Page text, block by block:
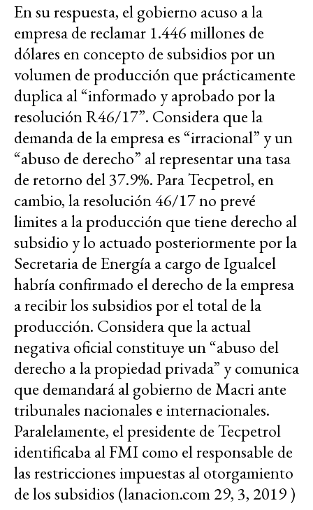
En su respuesta, el gobierno acuso a la
empresa de reclamar 1.446 millones de
dólares en concepto de subsidios por un
volumen de producción que prácticamente
duplica al “informado y aprobado por la
resolución R46/17”. Considera que la
demanda de la empresa es “irracional” y un
“abuso de derecho” al representar una tasa
de retorno del 37.9%. Para Tecpetrol, en
cambio, la resolución 46/17 no prevé
limites a la producción que tiene derecho al
subsidio y lo actuado posteriormente por la
Secretaria de Energía a cargo de Igualcel
habría confirmado el derecho de la empresa
a recibir los subsidios por el total de la
producción. Considera que la actual
negativa oficial constituye un “abuso del
derecho a la propiedad privada” y comunica
que demandará al gobierno de Macri ante
tribunales nacionales e internacionales.
Paralelamente, el presidente de Tecpetrol
identificaba al FMI como el responsable de
las restricciones impuestas al otorgamiento
de los subsidios (lanacion.com 29, 3, 2019 )